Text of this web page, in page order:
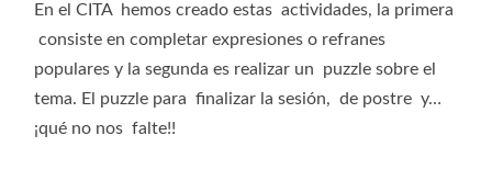
En el CITA hemos creado estas actividades, la primera
consiste en completar expresiones o refranes
populares y la segunda es realizar un puzzle sobre el
tema. El puzzle para finalizar la sesión, de postre y…
¡qué no nos falte!!